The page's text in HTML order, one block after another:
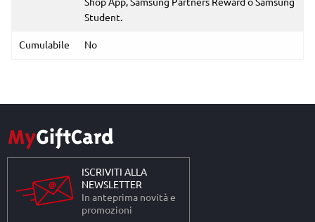
Student.
Cumulabile No
ISCRIVITI ALLA
NEWSLETTER
In anteprima novità e
promozioni